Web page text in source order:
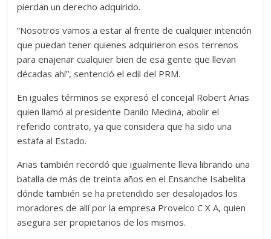
pierdan un derecho adquirido.
“Nosotros vamos a estar al frente de cualquier intención
que puedan tener quienes adquirieron esos terrenos
para enajenar cualquier bien de esa gente que llevan
décadas ahí”, sentenció el edil del PRM.
En iguales términos se expresó el concejal Robert Arias
quien llamó al presidente Danilo Medina, abolir el
referido contrato, ya que considera que ha sido una
estafa al Estado.
Arias también recordó que igualmente lleva librando una
batalla de más de treinta años en el Ensanche Isabelita
dónde también se ha pretendido ser desalojados los
moradores de allí por la empresa Provelco C X A, quien
asegura ser propietarios de los mismos.